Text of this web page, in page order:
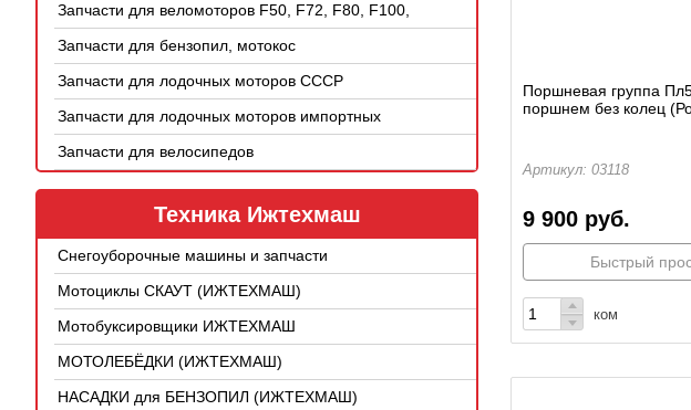
Запчасти для веломоторов F50, F72, F80, F100,
4Т
Запчасти для бензопил, мотокос
Запчасти для лодочных моторов СССР
Запчасти для лодочных моторов импортных
Запчасти для велосипедов
Техника Ижтехмаш
Снегоуборочные машины и запчасти
Мотоциклы СКАУТ (ИЖТЕХМАШ)
Мотобуксировщики ИЖТЕХМАШ
МОТОЛЕБЁДКИ (ИЖТЕХМАШ)
НАСАДКИ для БЕНЗОПИЛ (ИЖТЕХМАШ)
Поршневая группа
поршнем без колец
Артикул: 03118
9 900 руб.
Быстрый
ком